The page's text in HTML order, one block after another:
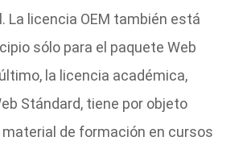
La licencia OEM también está
sólo para el paquete Web
la licencia académica,
Stándard, tiene por objeto
de formación en cursos